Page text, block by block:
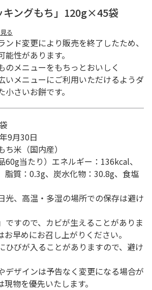
キングもち」120g×45袋
る
ンド変更により販売を終了したため、
性があります。
のメニューをもちっとおいしく
いメニューにご利用いただけるようダ
さいお餅です。
9月30日
ち米（国内産）
60g当たり）エネルギー：136kcal、
脂質：0.3g、炭水化物：30.8g、食塩
光、高温・多湿の場所での保存は避け
ですので、カビが生えることがありま
早めにお召し上がりください。
ひびが入ることがありますので、避け
デザインは予告なく変更になる場合が
物を優先いたします。